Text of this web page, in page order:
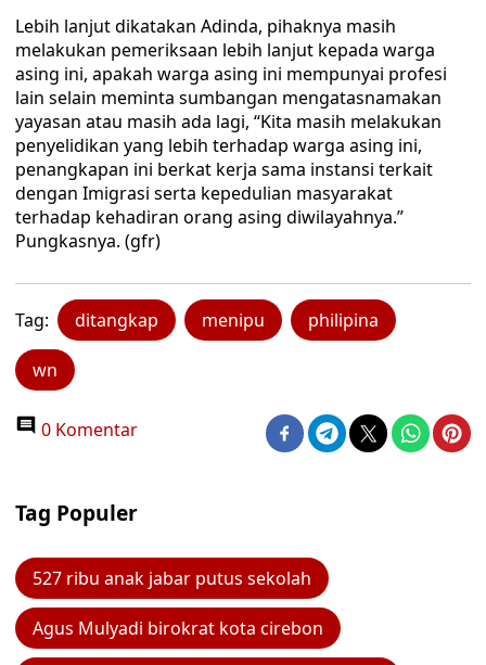
Lebih lanjut dikatakan Adinda, pihaknya masih
melakukan pemeriksaan lebih lanjut kepada warga
asing ini, apakah warga asing ini mempunyai profesi
lain selain meminta sumbangan mengatasnamakan
yayasan atau masih ada lagi, “Kita masih melakukan
penyelidikan yang lebih terhadap warga asing ini,
penangkapan ini berkat kerja sama instansi terkait
dengan Imigrasi serta kepedulian masyarakat
terhadap kehadiran orang asing diwilayahnya.”
Pungkasnya. (gfr)
Tag: ditangkap menipu philipina
wn
0 Komentar
Tag Populer
527 ribu anak jabar putus sekolah
Agus Mulyadi birokrat kota cirebon